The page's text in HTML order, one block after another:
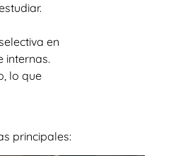
en
internas.
lo que
principales: